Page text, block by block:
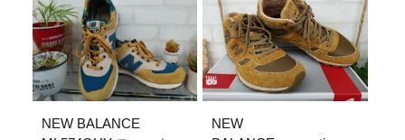
NEW BALANCE
NEW